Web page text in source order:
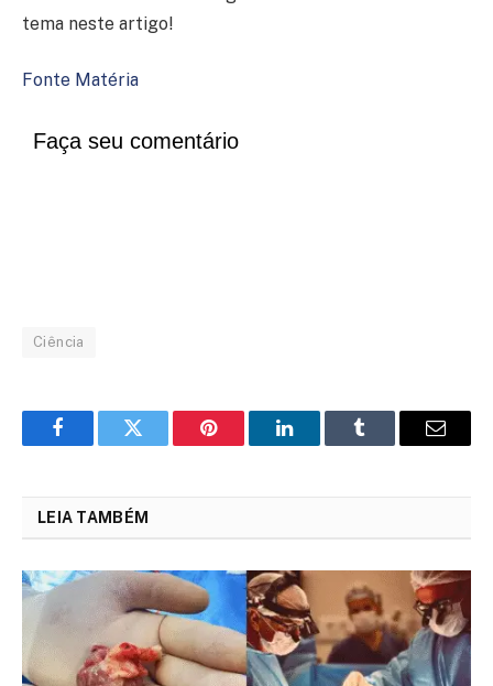
tema neste artigo!
Fonte Matéria
Faça seu comentário
Ciência
FacebookTwitter Pinterest LinkedInTumblr Email
LEIA TAMBÉM